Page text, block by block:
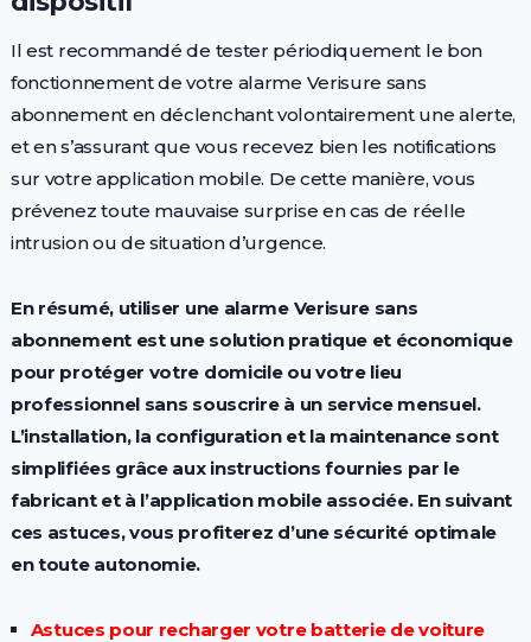
Il est recommandé de tester périodiquement le bon
fonctionnement de votre alarme Verisure sans
abonnement en déclenchant volontairement une alerte,
et en s’assurant que vous recevez bien les notifications
sur votre application mobile. De cette manière, vous
prévenez toute mauvaise surprise en cas de réelle
intrusion ou de situation d’urgence.
En résumé, utiliser une alarme Verisure sans
abonnement est une solution pratique et économique
pour protéger votre domicile ou votre lieu
professionnel sans souscrire à un service mensuel.
L’installation, la configuration et la maintenance sont
simplifiées grâce aux instructions fournies par le
fabricant et à l’application mobile associée. En suivant
ces astuces, vous profiterez d’une sécurité optimale
en toute autonomie.
Astuces pour recharger votre batterie de voiture